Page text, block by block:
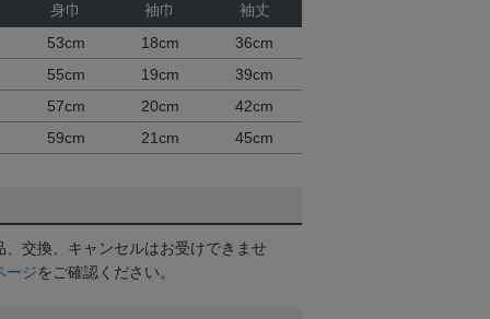
身巾 袖巾
袖丈
53cm
18cm
36cm
55cm
19cm
39cm
57cm
20cm
42cm
59cm
21cm 45cm
交換、キャンセルはお受けできませ
ージをご確認ください。